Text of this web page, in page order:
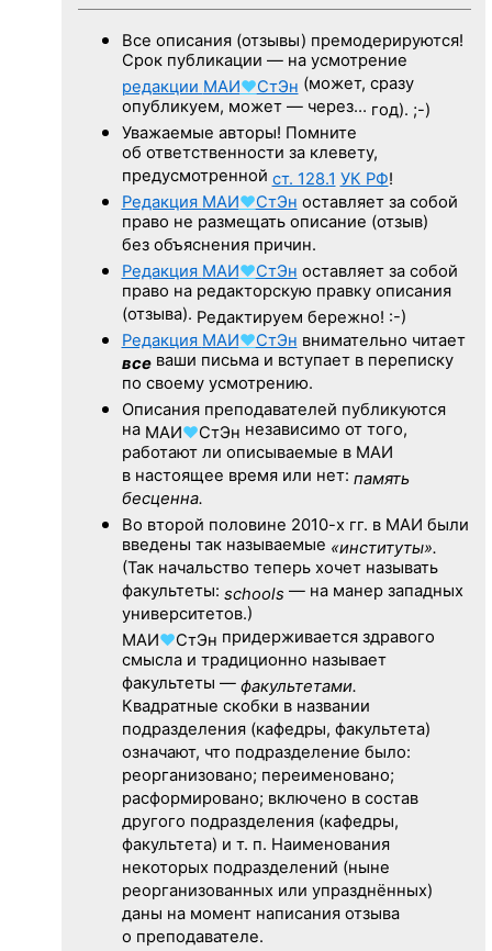
Все описания (отзывы) премодерируются!
Срок публикации — на усмотрение
редакции МАИ♥СтЭн (может, сразу
опубликуем, может — через… год). ;-)
Уважаемые авторы! Помните
об ответственности за клевету,
предусмотренной ст. 128.1 УК РФ!
Редакция МАИ♥СтЭн оставляет за собой
право не размещать описание (отзыв)
без объяснения причин.
Редакция МАИ♥СтЭн оставляет за собой
право на редакторскую правку описания
(отзыва). Редактируем бережно! :-)
Редакция МАИ♥СтЭн внимательно читает
всеваши письма и вступает в переписку
по своему усмотрению.
Описания преподавателей публикуются
на МАИ♥СтЭн независимо от того,
работают ли описываемые в МАИ
в настоящее время или нет: память
бесценна.
Во второй половине 2010-х гг. в МАИ были
введены так называемые «институты».
(Так начальство теперь хочет называть
факультеты: schools — на манер западных
университетов.)
МАИ♥СтЭн придерживается здравого
смысла и традиционно называет
факультеты — факультетами.
Квадратные скобки в названии
подразделения (кафедры, факультета)
означают, что подразделение было:
реорганизовано; переименовано;
расформировано; включено в состав
другого подразделения (кафедры,
факультета) и т. п. Наименования
некоторых подразделений (ныне
реорганизованных или упразднённых)
даны на момент написания отзыва
о преподавателе.